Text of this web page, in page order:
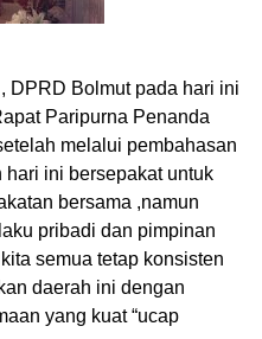
DPRD Bolmut pada hari ini
Paripurna Penanda
melalui pembahasan
hari ini bersepakat untuk
bersama ,namun
pribadi dan pimpinan
semua tetap konsisten
daerah ini dengan
yang kuat “ucap